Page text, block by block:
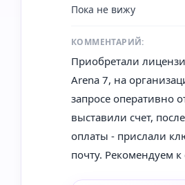
Пока не вижу
КОММЕНТАРИЙ:
Приобретали
Arena 7, на
запросе оперативно
выставили счет,
оплаты - прислали
почту. Рекомендуем к